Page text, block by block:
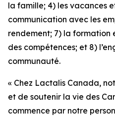
la famille; 4) les vacances
communication avec les
rendement; 7) la formation
des compétences; et 8)
communauté.
« Chez Lactalis Canada,
et de soutenir la vie des
commence par notre